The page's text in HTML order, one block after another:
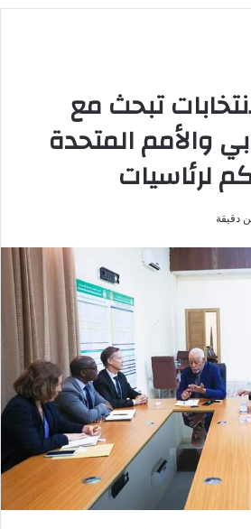
تبحث مع
والأمم المتحدة
لرئاسيات
دقيقة